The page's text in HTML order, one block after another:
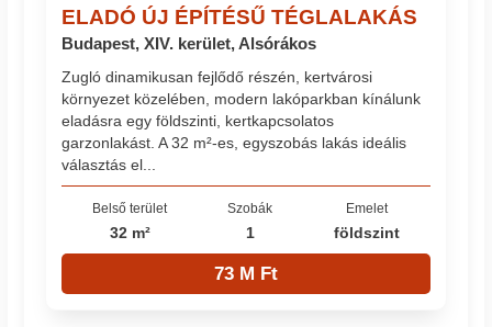
ELADÓ ÚJ ÉPÍTÉSŰ TÉGLALAKÁS
Budapest, XIV. kerület, Alsórákos
Zugló dinamikusan fejlődő részén, kertvárosi
környezet közelében, modern lakóparkban kínálunk
eladásra egy földszinti, kertkapcsolatos
garzonlakást. A 32 m²-es, egyszobás lakás ideális
választás el...
Belső terület
32 m²
Szobák
1
Emelet
földszint
73 M Ft